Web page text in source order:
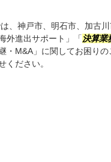
、神戸市、明石市、加古
外進出サポート」「 決算業
・M&A」に関してお困り
ください。